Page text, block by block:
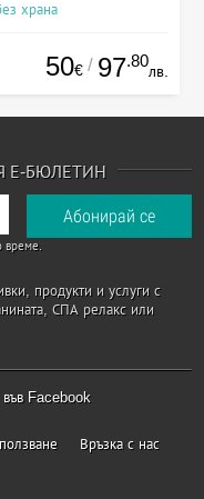
храна
50€ / 97.80
лв.
Е-БЮЛЕТИН
време.
продукти и услуги с
СПА релакс или
Facebook
Връзка с нас